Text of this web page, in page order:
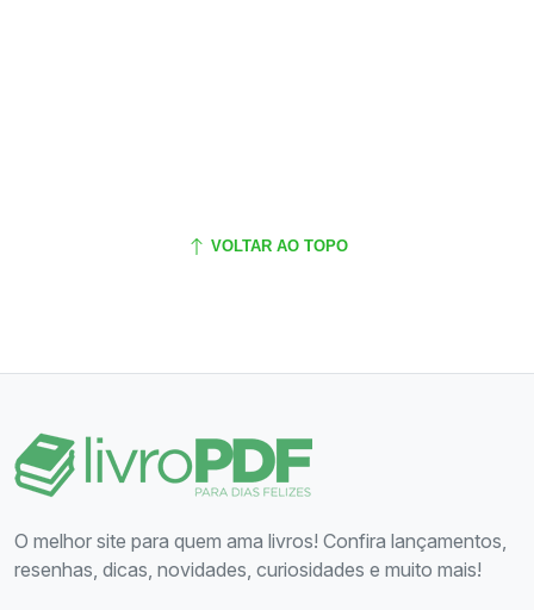
VOLTAR AO TOPO
O melhor site para quem ama livros! Confira lançamentos,
resenhas, dicas, novidades, curiosidades e muito mais!